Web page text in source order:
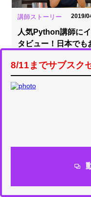
講師ストーリー 2019/
人気Python講師に
タビュー！日本でも
レー流コーディング
術…
オンライン講師の“
8/11までサブスク